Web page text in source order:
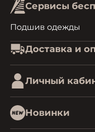
Сервисы
Подшив одежды
Доставка и
Личный
Новинки